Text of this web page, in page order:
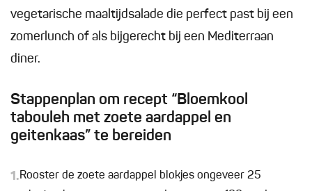
vegetarische maaltijdsalade die perfect past bij een
zomerlunch of als bijgerecht bij een Mediterraan
diner.
Stappenplan om recept “Bloemkool
tabouleh met zoete aardappel en
geitenkaas” te bereiden
1.Rooster de zoete aardappel blokjes ongeveer 25